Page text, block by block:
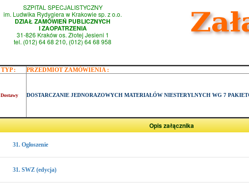
SZPITAL SPECJALISTYCZNY
im. Ludwika Rydygiera w Krakowie sp. z o.o.
DZIAŁ ZAMÓWIEŃ PUBLICZNYCH
I ZAOPATRZENIA
31-826 Kraków os. Złotej Jesieni 1
tel. (012) 64 68 210, (012) 64 68 958
TYP : PRZEDMIOT ZAMÓWIENIA :
Dostawy DOSTARCZANIE JEDNORAZOWYCH MATERIAŁÓW NIESTERYLNYCH WG 7
Opis załącznika
31. Ogłoszenie
31. SWZ (edycja)